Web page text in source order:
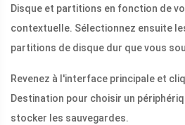
Disque et partitions en fonction de
contextuelle. Sélectionnez ensuite
partitions de disque dur que vous
Revenez à l'interface principale et
Destination pour choisir un
stocker les sauvegardes.